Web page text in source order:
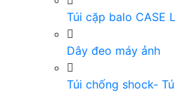
Túi cặp balo CASE
Dây đeo máy ảnh
Túi chống shock-